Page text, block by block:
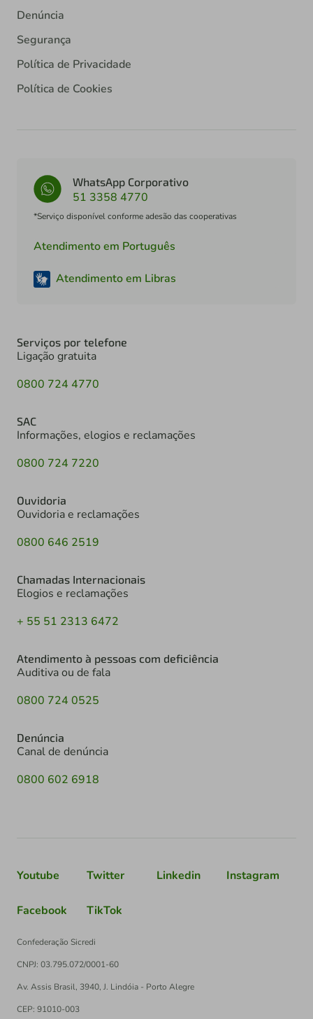
Denúncia
Segurança
Política de Privacidade
Política de Cookies
WhatsApp Corporativo
51 3358 4770
*Serviço disponível conforme adesão das cooperativas
Atendimento em Português
Atendimento em Libras
Serviços por telefone
Ligação gratuita
0800 724 4770
SAC
Informações, elogios e reclamações
0800 724 7220
Ouvidoria
Ouvidoria e reclamações
0800 646 2519
Chamadas Internacionais
Elogios e reclamações
+ 55 51 2313 6472
Atendimento à pessoas com deficiência
Auditiva ou de fala
0800 724 0525
Denúncia
Canal de denúncia
0800 602 6918
Youtube Twitter Linkedin Instagram
Facebook TikTok
Confederação Sicredi
CNPJ: 03.795.072/0001-60
Av. Assis Brasil, 3940, J. Lindóia - Porto Alegre
CEP: 91010-003